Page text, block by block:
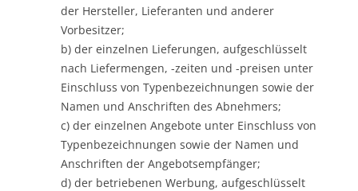
der Hersteller, Lieferanten und anderer
Vorbesitzer;
b) der einzelnen Lieferungen, aufgeschlüsselt
nach Liefermengen, -zeiten und -preisen unter
Einschluss von Typenbezeichnungen sowie der
Namen und Anschriften des Abnehmers;
c) der einzelnen Angebote unter Einschluss von
Typenbezeichnungen sowie der Namen und
Anschriften der Angebotsempfänger;
d) der betriebenen Werbung, aufgeschlüsselt